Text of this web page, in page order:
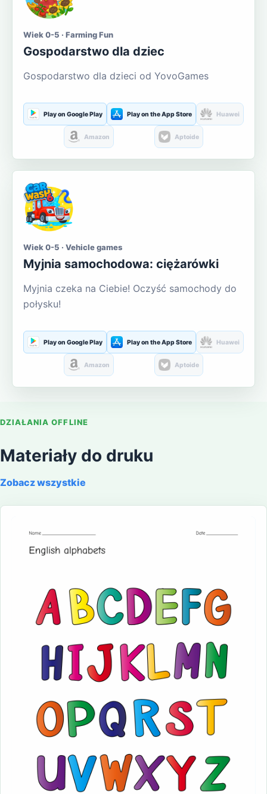
Wiek 0-5 · Farming Fun
Gospodarstwo dla dziec
Gospodarstwo dla dzieci od YovoGames
Play on Google Play Play on the App Store Huawei
Amazon Aptoide
Wiek 0-5 · Vehicle games
Myjnia samochodowa: ciężarówki
Myjnia czeka na Ciebie! Oczyść samochody do
połysku!
Play on Google Play Play on the App Store Huawei
Amazon Aptoide
DZIAŁANIA OFFLINE
Materiały do druku
Zobacz wszystkie